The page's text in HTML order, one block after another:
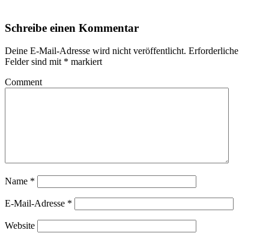
Schreibe einen Kommentar
Deine E-Mail-Adresse wird nicht veröffentlicht. Erforderliche
Felder sind mit * markiert
Comment
Name *
E-Mail-Adresse *
Website